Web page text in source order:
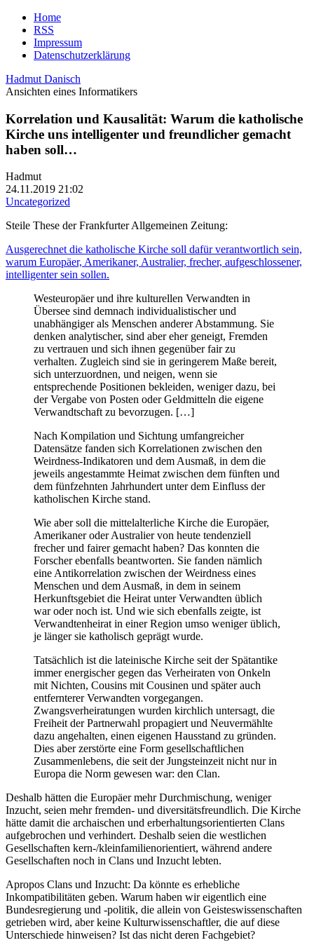
Home
RSS
Impressum
Datenschutzerklärung
Hadmut Danisch
Ansichten eines Informatikers
Korrelation und Kausalität: Warum die katholische
Kirche uns intelligenter und freundlicher gemacht
haben soll…
Hadmut
24.11.2019 21:02
Uncategorized
Steile These der Frankfurter Allgemeinen Zeitung:
Ausgerechnet die katholische Kirche soll dafür verantwortlich sein,
warum Europäer, Amerikaner, Australier, frecher, aufgeschlossener,
intelligenter sein sollen.
Westeuropäer und ihre kulturellen Verwandten in
Übersee sind demnach individualistischer und
unabhängiger als Menschen anderer Abstammung. Sie
denken analytischer, sind aber eher geneigt, Fremden
zu vertrauen und sich ihnen gegenüber fair zu
verhalten. Zugleich sind sie in geringerem Maße bereit,
sich unterzuordnen, und neigen, wenn sie
entsprechende Positionen bekleiden, weniger dazu, bei
der Vergabe von Posten oder Geldmitteln die eigene
Verwandtschaft zu bevorzugen. […]
Nach Kompilation und Sichtung umfangreicher
Datensätze fanden sich Korrelationen zwischen den
Weirdness-Indikatoren und dem Ausmaß, in dem die
jeweils angestammte Heimat zwischen dem fünften und
dem fünfzehnten Jahrhundert unter dem Einfluss der
katholischen Kirche stand.
Wie aber soll die mittelalterliche Kirche die Europäer,
Amerikaner oder Australier von heute tendenziell
frecher und fairer gemacht haben? Das konnten die
Forscher ebenfalls beantworten. Sie fanden nämlich
eine Antikorrelation zwischen der Weirdness eines
Menschen und dem Ausmaß, in dem in seinem
Herkunftsgebiet die Heirat unter Verwandten üblich
war oder noch ist. Und wie sich ebenfalls zeigte, ist
Verwandtenheirat in einer Region umso weniger üblich,
je länger sie katholisch geprägt wurde.
Tatsächlich ist die lateinische Kirche seit der Spätantike
immer energischer gegen das Verheiraten von Onkeln
mit Nichten, Cousins mit Cousinen und später auch
entfernterer Verwandten vorgegangen.
Zwangsverheiratungen wurden kirchlich untersagt, die
Freiheit der Partnerwahl propagiert und Neuvermählte
dazu angehalten, einen eigenen Hausstand zu gründen.
Dies aber zerstörte eine Form gesellschaftlichen
Zusammenlebens, die seit der Jungsteinzeit nicht nur in
Europa die Norm gewesen war: den Clan.
Deshalb hätten die Europäer mehr Durchmischung, weniger
Inzucht, seien mehr fremden- und diversitätsfreundlich. Die Kirche
hätte damit die archaischen und erberhaltungsorientierten Clans
aufgebrochen und verhindert. Deshalb seien die westlichen
Gesellschaften kern-/kleinfamilienorientiert, während andere
Gesellschaften noch in Clans und Inzucht lebten.
Apropos Clans und Inzucht: Da könnte es erhebliche
Inkompatibilitäten geben. Warum haben wir eigentlich eine
Bundesregierung und -politik, die allein von Geisteswissenschaften
getrieben wird, aber keine Kulturwissenschaftler, die auf diese
Unterschiede hinweisen? Ist das nicht deren Fachgebiet?